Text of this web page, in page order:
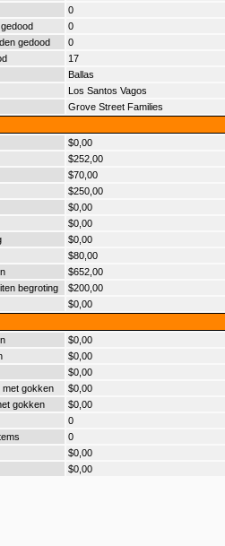
0
0
gedood
0
17
Ballas
Los Santos Vagos
Grove Street Families
$0,00
$252,00
$70,00
$250,00
$0,00
$0,00
$0,00
$80,00
$652,00
begroting
$200,00
$0,00
$0,00
$0,00
$0,00
met gokken
$0,00
gokken
$0,00
0
0
$0,00
$0,00